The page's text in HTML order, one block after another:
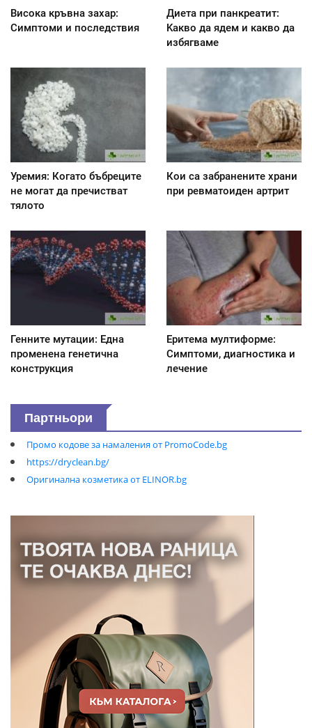
Висока кръвна захар:
Симптоми и последствия
Диета при панкреатит:
Kакво да ядем и какво да
избягваме
Уремия: Когато бъбреците
не могат да пречистват
тялото
Кои са забранените храни
при ревматоиден артрит
Генните мутации: Една
променена генетична
конструкция
Еритема мултиформе:
Симптоми, диагностика и
лечение
Партньори
Промо кодове за намаления от PromoCode.bg
https://dryclean.bg/
Оригинална козметика от ELINOR.bg